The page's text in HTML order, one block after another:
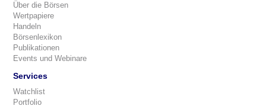
Über die Börsen
Wertpapiere
Handeln
Börsenlexikon
Publikationen
Events und Webinare
Services
Watchlist
Portfolio